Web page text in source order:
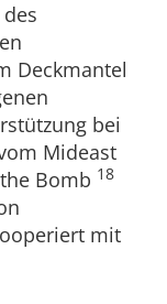
Deckmantel
bei
Mideast
Bomb 18
mit